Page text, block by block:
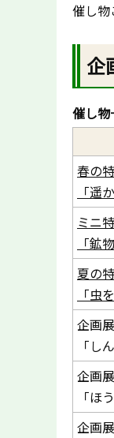
催し物
企
催し物
春の
「遥
ミニ
「鉱
夏の
「虫
企画展
「し
企画展
「ほ
企画展